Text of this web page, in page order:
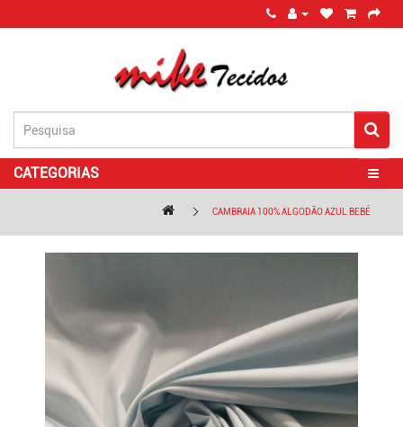
CATEGORIAS
CAMBRAIA 100% ALGODÃO AZUL BEBÉ